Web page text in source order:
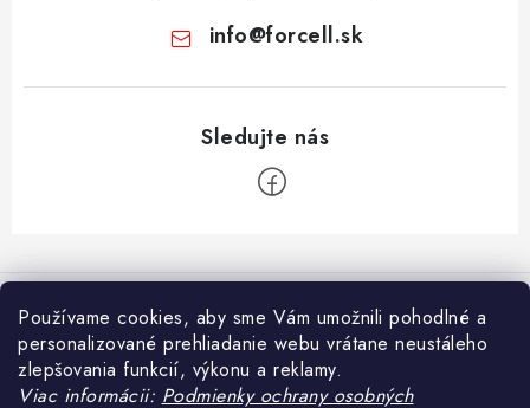
Používame cookies, aby sme Vám umožnili pohodlné a
personalizované prehliadanie webu vrátane neustáleho
zlepšovania funkcií, výkonu a reklamy.
Viac informácii: Podmienky ochrany osobných
info@forcell.sk
á
Informácie pre vás
Doprava a platba
Ako nakupovať
Prijímame online platby